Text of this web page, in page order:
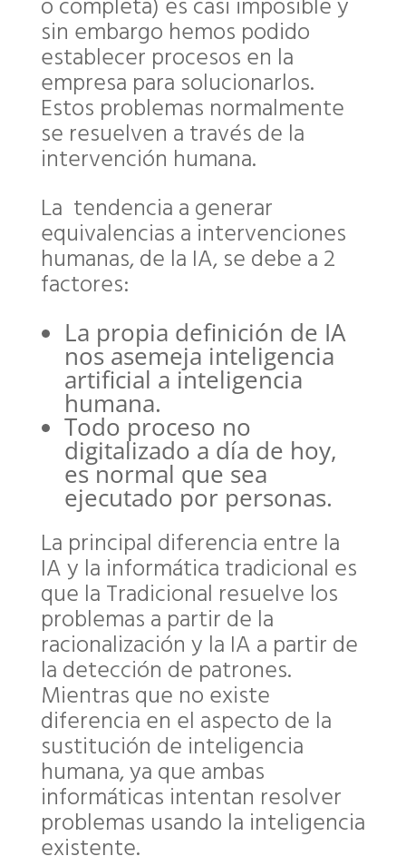
sin embargo hemos podido
establecer procesos en la
empresa para solucionarlos.
Estos problemas normalmente
se resuelven a través de la
intervención humana.
La tendencia a generar
equivalencias a intervenciones
humanas, de la IA, se debe a 2
factores:
La propia definición de IA
nos asemeja inteligencia
artificial a inteligencia
humana.
Todo proceso no
digitalizado a día de hoy,
es normal que sea
ejecutado por personas.
La principal diferencia entre la
IA y la informática tradicional es
que la Tradicional resuelve los
problemas a partir de la
racionalización y la IA a partir de
la detección de patrones.
Mientras que no existe
diferencia en el aspecto de la
sustitución de inteligencia
humana, ya que ambas
informáticas intentan resolver
problemas usando la inteligencia
existente.